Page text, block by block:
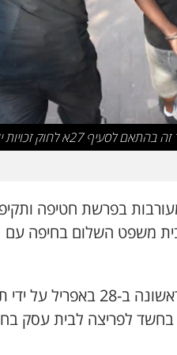
27א לחוק זכויות יוצרים
בפרשת חטיפה
משפט השלום בחיפה עם
(24) מאבטין נעצר לראשונה ב-28
בחשד לפריצה לבית עסק